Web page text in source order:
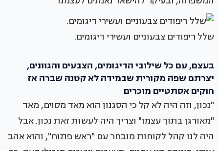
שלל ריפודים צבעוניים ועשירי דיגומים.
בעצם, עם כל שילובי הדיגומים, הצבעים והגוונים,
יצרתם שפה מקורית שבמידה לא קטנה שברה אז
חוקים אסתטיים מוכרים
"נכון, וזה היה לא קל כי הסגנון הוא מאד מסוים, מאד
"מאורגן בתוך עצמו" וצריך היה לעשות זאת נכון. אבל
היה לנו קהל לקוחות מובחר עם "ראש פתוח", והוא אהב